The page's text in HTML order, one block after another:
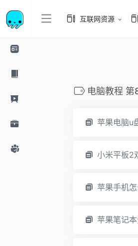
互联网资源
电脑教程 第
苹果电脑u
小米平板2
苹果手机
苹果笔记